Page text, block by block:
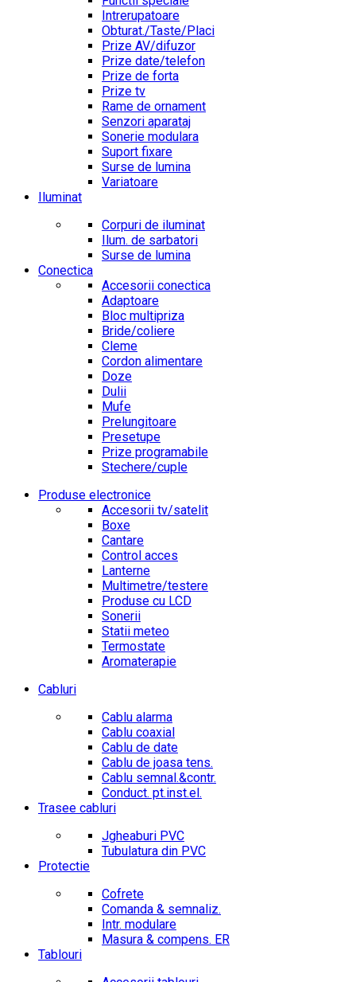
Intrerupatoare
Obturat./Taste/Placi
Prize AV/difuzor
Prize date/telefon
Prize de forta
Prize tv
Rame de ornament
Senzori aparataj
Sonerie modulara
Suport fixare
Surse de lumina
Variatoare
Iluminat
Corpuri de iluminat
Ilum. de sarbatori
Surse de lumina
Conectica
Accesorii conectica
Adaptoare
Bloc multipriza
Bride/coliere
Cleme
Cordon alimentare
Doze
Dulii
Mufe
Prelungitoare
Presetupe
Prize programabile
Stechere/cuple
Produse electronice
Accesorii tv/satelit
Boxe
Cantare
Control acces
Lanterne
Multimetre/testere
Produse cu LCD
Sonerii
Statii meteo
Termostate
Aromaterapie
Cabluri
Cablu alarma
Cablu coaxial
Cablu de date
Cablu de joasa tens.
Cablu semnal.&contr.
Conduct. pt.inst.el.
Trasee cabluri
Jgheaburi PVC
Tubulatura din PVC
Protectie
Cofrete
Comanda & semnaliz.
Intr. modulare
Masura & compens. ER
Tablouri